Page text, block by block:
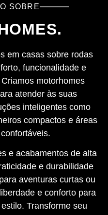
SOBRE
em casas sobre rodas
funcionalidade e
motorhomes
atender às suas
inteligentes como
compactos e áreas
e acabamentos de alta
e durabilidade
aventuras curtas ou
e conforto para
Transforme seu